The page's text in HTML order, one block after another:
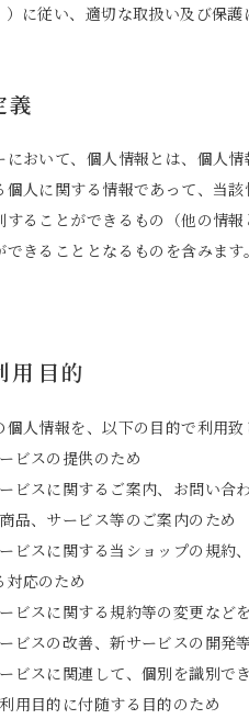
に従い、適切な取扱い及び保護
義
おいて、個人情報とは、個人
人に関する情報であって、当
することができるもの（他の情
きることとなるものを含みま
用目的
人情報を、以下の目的で利用致
ビスの提供のため
ビスに関するご案内、お問い合
品、サービス等のご案内のため
ビスに関する当ショップの規
応のため
ビスに関する規約等の変更など
ビスの改善、新サービスの開発
ビスに関連して、個別を識別
用目的に付随する目的のため